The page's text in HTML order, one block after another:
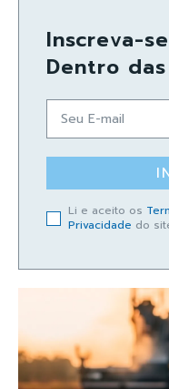
Inscreva-
Dentro
Li e aceito os
Privacidade do